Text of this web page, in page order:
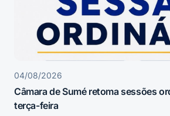
04/08/2026
Câmara de Sumé retoma sessões
terça-feira